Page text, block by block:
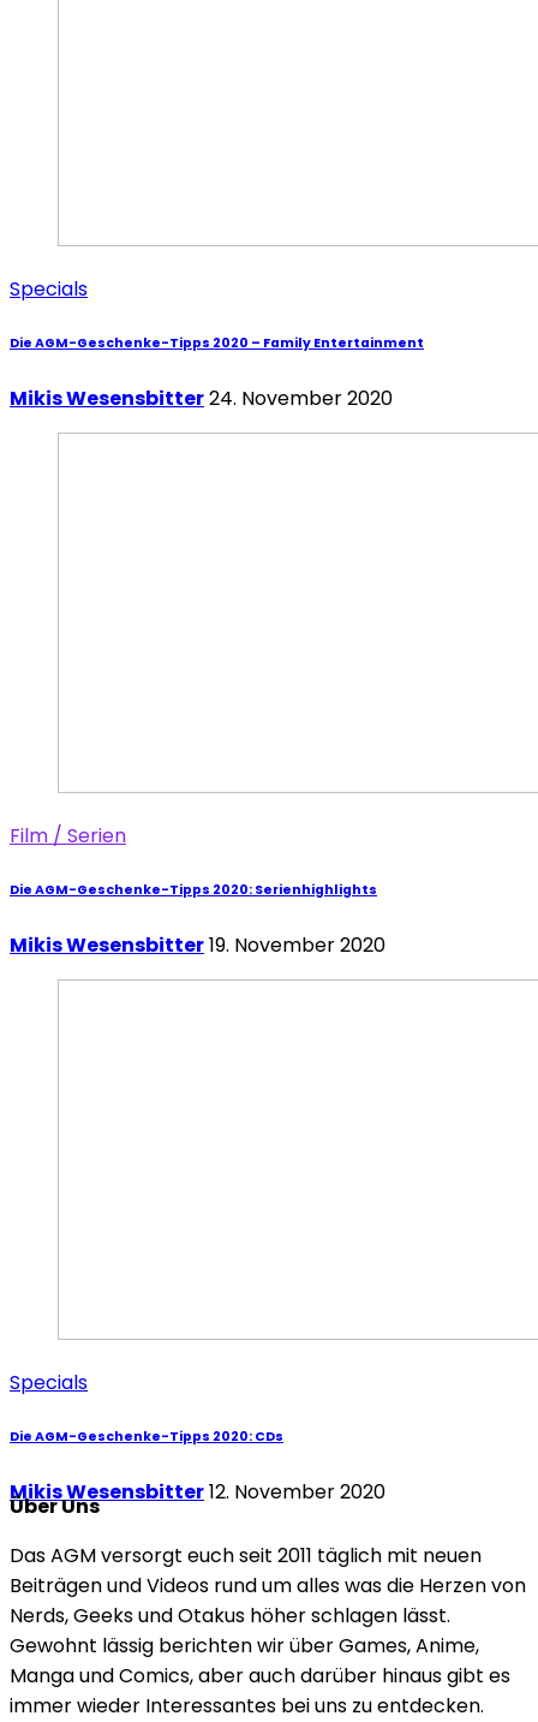
Specials
Die AGM-Geschenke-Tipps 2020 – Family Entertainment
Mikis Wesensbitter24. November 2020
Film / Serien
Die AGM-Geschenke-Tipps 2020: Serienhighlights
Mikis Wesensbitter19. November 2020
Specials
Die AGM-Geschenke-Tipps 2020: CDs
Mikis Wesensbitter12. November 2020
Über Uns
Das AGM versorgt euch seit 2011 täglich mit neuen
Beiträgen und Videos rund um alles was die Herzen von
Nerds, Geeks und Otakus höher schlagen lässt.
Gewohnt lässig berichten wir über Games, Anime,
Manga und Comics, aber auch darüber hinaus gibt es
immer wieder Interessantes bei uns zu entdecken.